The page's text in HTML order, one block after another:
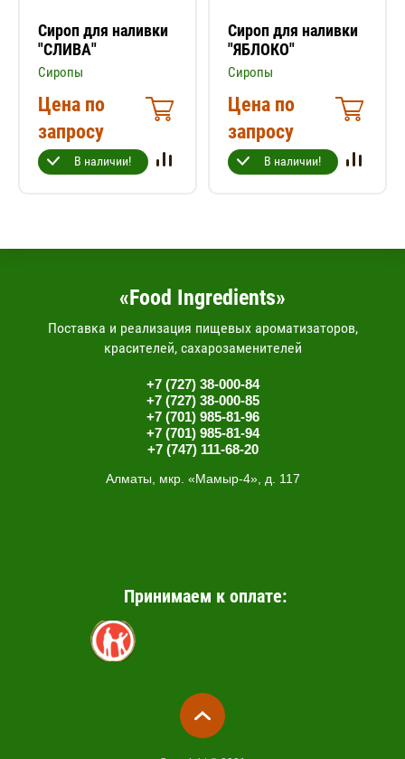
Сироп для наливки
"СЛИВА"
Сиропы
Цена по
запросу
В наличии!
Сироп для наливки
"ЯБЛОКО"
Сиропы
Цена по
запросу
В наличии!
«Food Ingredients»
Поставка и реализация пищевых ароматизаторов,
красителей, сахарозаменителей
+7 (727) 38-000-84
+7 (727) 38-000-85
+7 (701) 985-81-96
+7 (701) 985-81-94
+7 (747) 111-68-20
Алматы, мкр. «Мамыр-4», д. 117
Принимаем к оплате: